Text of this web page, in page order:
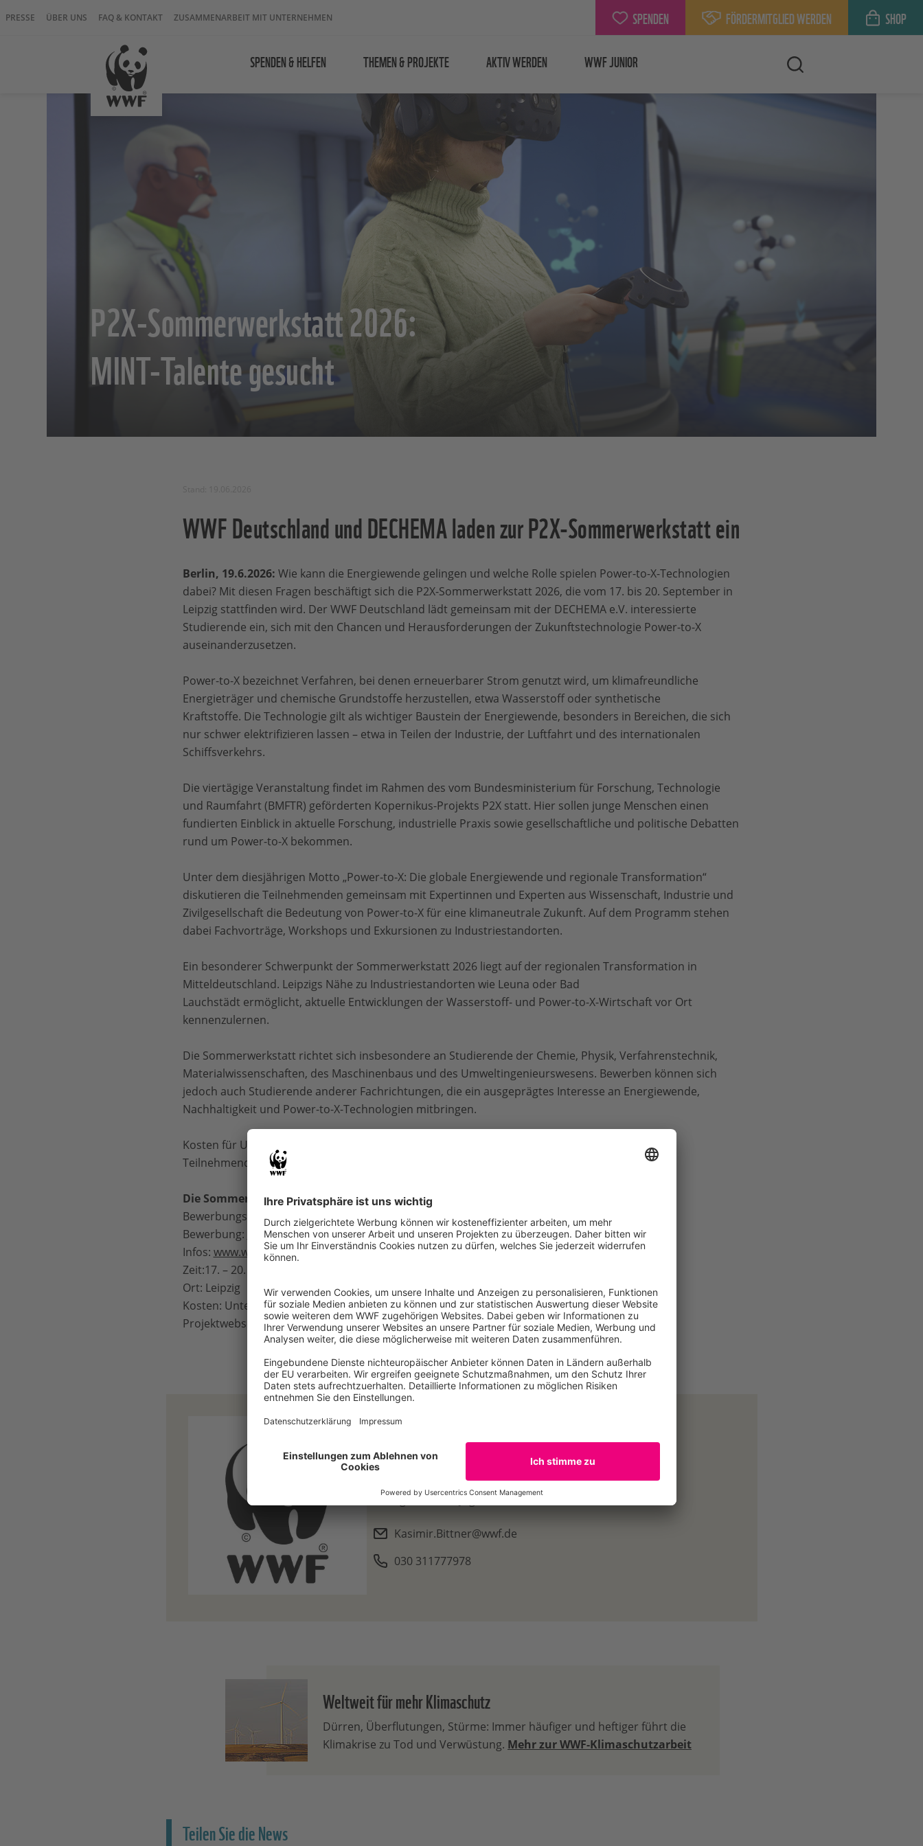
PRESSE ÜBER UNS FAQ & KONTAKT ZUSAMMENARBEIT MIT UNTERNEHMEN SPENDEN FÖRDERMITGLIED WERDEN SHOP
SPENDEN & HELFEN THEMEN & PROJEKTE AKTIV WERDEN WWF JUNIOR
P2X-Sommerwerkstatt 2026:
MINT-Talente gesucht
WWF Deutschland und DECHEMA laden zur P2X-Sommerwerkstatt ein
Berlin, 19.6.2026: Wie kann die Energiewende gelingen und welche Rolle spielen Power-to-X-Technologien
dabei? Mit diesen Fragen beschäftigt sich die P2X-Sommerwerkstatt 2026, die vom 17. bis 20. September in
Leipzig stattfinden wird. Der WWF Deutschland lädt gemeinsam mit der DECHEMA e.V. interessierte
Studierende ein, sich mit den Chancen und Herausforderungen der Zukunftstechnologie Power-to-X
auseinanderzusetzen.
Power-to-X bezeichnet Verfahren, bei denen erneuerbarer Strom genutzt wird, um klimafreundliche
Energieträger und chemische Grundstoffe herzustellen, etwa Wasserstoff oder synthetische
Kraftstoffe. Die Technologie gilt als wichtiger Baustein der Energiewende, besonders in Bereichen, die sich
nur schwer elektrifizieren lassen – etwa in Teilen der Industrie, der Luftfahrt und des internationalen
Schiffsverkehrs.
Die viertägige Veranstaltung findet im Rahmen des vom Bundesministerium für Forschung, Technologie
und Raumfahrt (BMFTR) geförderten Kopernikus-Projekts P2X statt. Hier sollen junge Menschen einen
fundierten Einblick in aktuelle Forschung, industrielle Praxis sowie gesellschaftliche und politische Debatten
rund um Power-to-X bekommen.
Unter dem diesjährigen Motto „Power-to-X: Die globale Energiewende und regionale Transformation“
diskutieren die Teilnehmenden gemeinsam mit Expertinnen und Experten aus Wissenschaft, Industrie und
Zivilgesellschaft die Bedeutung von Power-to-X für eine klimaneutrale Zukunft. Auf dem Programm stehen
dabei Fachvorträge, Workshops und Exkursionen zu Industriestandorten.
Ein besonderer Schwerpunkt der Sommerwerkstatt 2026 liegt auf der regionalen Transformation in
Mitteldeutschland. Leipzigs Nähe zu Industriestandorten wie Leuna oder Bad
Lauchstädt ermöglicht, aktuelle Entwicklungen der Wasserstoff- und Power-to-X-Wirtschaft vor Ort
kennenzulernen.
Die Sommerwerkstatt richtet sich insbesondere an Studierende der Chemie, Physik, Verfahrenstechnik,
Materialwissenschaften, des Maschinenbaus und des Umweltingenieurswesens. Bewerben können sich
jedoch auch Studierende anderer Fachrichtungen, die ein ausgeprägtes Interesse an Energiewende,
Nachhaltigkeit und Power-to-X-Technologien mitbringen.
Kosten für Unterkunft, Verpflegung und Programmaktivitäten werden für die
Teilnehmenden übernommen. Die Bewerbungsfrist endet am 15. Juli 2026
Die Sommerwerkstatt im Überblick:
Bewerbungsfrist:15. Juli 2026
Bewerbung:
https://forms.office.com/e/U6WWyS4WJT
Infos: www.wwf.de/ausschreibung-sommerwerkstatt26
Zeit:17. – 20. September
Ort: Leipzig
Kosten: Unterkunft und Verpflegung kostenfrei
Projektwebseite:www.wwf.de/p2x
Kontakt
KasimirBittner
Studentischer Mitarbeiter
Bildung, Kinder & Jugend, WWF-Markenerlebnisse / Berlin
Kasimir.Bittner@wwf.de
030 311777978
Weltweit für mehr Klimaschutz
Dürren, Überflutungen, Stürme: Immer häufiger und heftiger führt die
Klimakrise zu Tod und Verwüstung. Mehr zur WWF-Klimaschutzarbeit
Teilen Sie die News